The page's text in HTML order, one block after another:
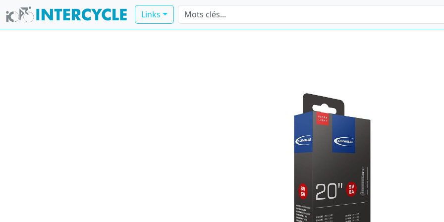
Links